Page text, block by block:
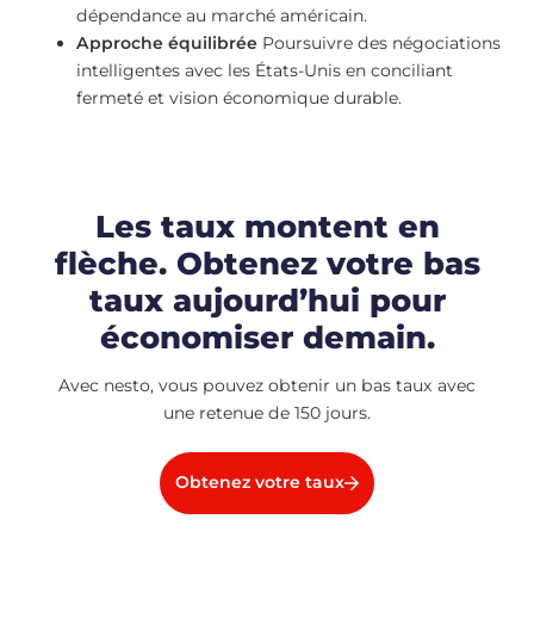
dépendance au marché américain.
Approche équilibrée Poursuivre des négociations
intelligentes avec les États-Unis en conciliant
fermeté et vision économique durable.
Les taux montent en
flèche. Obtenez votre bas
taux aujourd’hui pour
économiser demain.
Avec nesto, vous pouvez obtenir un bas taux avec
une retenue de 150 jours.
Obtenez votre taux